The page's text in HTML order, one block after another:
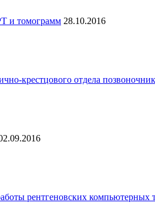
и томограмм 28.10.2016
крестцового отдела
рентгеновских компьютерных